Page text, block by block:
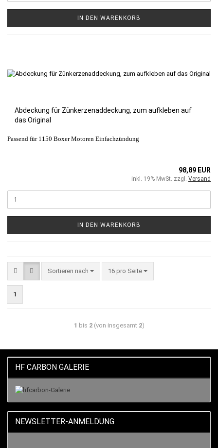
IN DEN WARENKORB
Abdeckung für Zünkerzenaddeckung, zum aufkleben auf
das Original
Passend für 1150 Boxer Motoren Einfachzündung
98,89 EUR
inkl. 19% MwSt. zzgl. Versand
IN DEN WARENKORB
Sortieren nach 16 pro Seite
1
1 bis 2(von insgesamt 2)
HF CARBON GALERIE
NEWSLETTER-ANMELDUNG